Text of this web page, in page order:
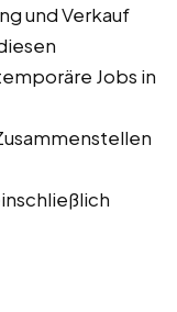
und Verkauf
Jobs in